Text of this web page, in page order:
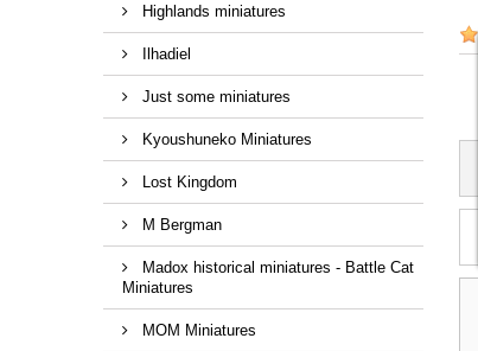
Highlands miniatures
Ilhadiel
Just some miniatures
Kyoushuneko Miniatures
Lost Kingdom
M Bergman
Madox historical miniatures - Battle Cat
Miniatures
MOM Miniatures